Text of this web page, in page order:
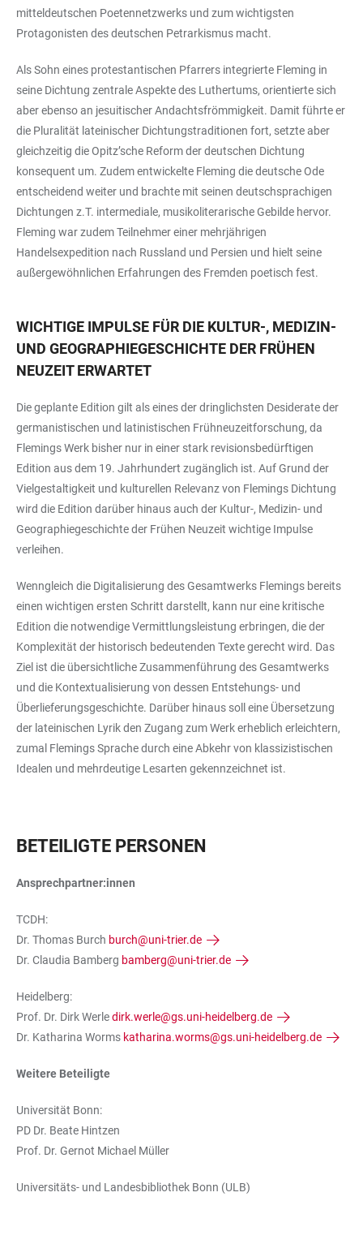
mitteldeutschen Poetennetzwerks und zum wichtigsten
Protagonisten des deutschen Petrarkismus macht.
Als Sohn eines protestantischen Pfarrers integrierte Fleming in
seine Dichtung zentrale Aspekte des Luthertums, orientierte sich
aber ebenso an jesuitischer Andachtsfrömmigkeit. Damit führte er
die Pluralität lateinischer Dichtungstraditionen fort, setzte aber
gleichzeitig die Opitz’sche Reform der deutschen Dichtung
konsequent um. Zudem entwickelte Fleming die deutsche Ode
entscheidend weiter und brachte mit seinen deutschsprachigen
Dichtungen z.T. intermediale, musikoliterarische Gebilde hervor.
Fleming war zudem Teilnehmer einer mehrjährigen
Handelsexpedition nach Russland und Persien und hielt seine
außergewöhnlichen Erfahrungen des Fremden poetisch fest.
WICHTIGE IMPULSE FÜR DIE KULTUR-, MEDIZIN-
UND GEOGRAPHIEGESCHICHTE DER FRÜHEN
NEUZEIT ERWARTET
Die geplante Edition gilt als eines der dringlichsten Desiderate der
germanistischen und latinistischen Frühneuzeitforschung, da
Flemings Werk bisher nur in einer stark revisionsbedürftigen
Edition aus dem 19. Jahrhundert zugänglich ist. Auf Grund der
Vielgestaltigkeit und kulturellen Relevanz von Flemings Dichtung
wird die Edition darüber hinaus auch der Kultur-, Medizin- und
Geographiegeschichte der Frühen Neuzeit wichtige Impulse
verleihen.
Wenngleich die Digitalisierung des Gesamtwerks Flemings bereits
einen wichtigen ersten Schritt darstellt, kann nur eine kritische
Edition die notwendige Vermittlungsleistung erbringen, die der
Komplexität der historisch bedeutenden Texte gerecht wird. Das
Ziel ist die übersichtliche Zusammenführung des Gesamtwerks
und die Kontextualisierung von dessen Entstehungs- und
Überlieferungsgeschichte. Darüber hinaus soll eine Übersetzung
der lateinischen Lyrik den Zugang zum Werk erheblich erleichtern,
zumal Flemings Sprache durch eine Abkehr von klassizistischen
Idealen und mehrdeutige Lesarten gekennzeichnet ist.
BETEILIGTE PERSONEN
Ansprechpartner:innen
TCDH:
Dr. Thomas Burch burch@uni-trier.de
Dr. Claudia Bamberg bamberg@uni-trier.de
Heidelberg:
Prof. Dr. Dirk Werledirk.werle@gs.uni-heidelberg.de
Dr. Katharina Worms katharina.worms@gs.uni-heidelberg.de
Weitere Beteiligte
Universität Bonn:
PD Dr. Beate Hintzen
Prof. Dr. Gernot Michael Müller
Universitäts- und Landesbibliothek Bonn (ULB)